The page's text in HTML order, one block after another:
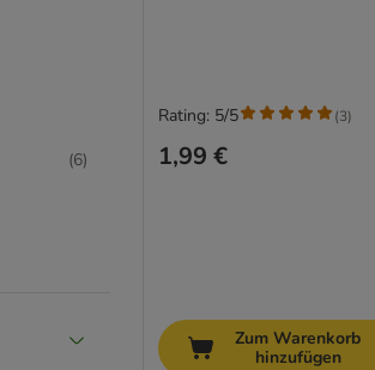
(6) 1,99 €
Rating: 5/5 (3)
Zum Warenkorb
hinzufügen